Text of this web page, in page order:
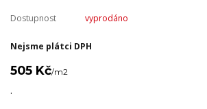
Dostupnost vyprodáno
Nejsme plátci DPH
505 Kč/m2
.